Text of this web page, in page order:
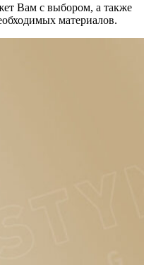
Вам с выбором, а также
материалов.